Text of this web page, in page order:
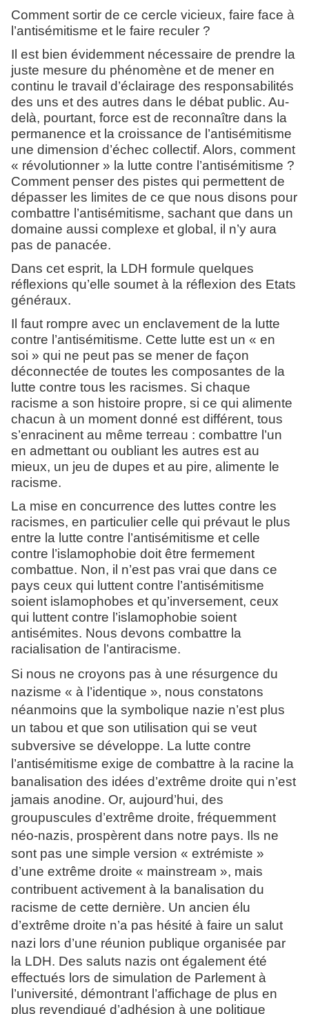
Comment sortir de ce cercle vicieux, faire face à
l’antisémitisme et le faire reculer ?
Il est bien évidemment nécessaire de prendre la
juste mesure du phénomène et de mener en
continu le travail d’éclairage des responsabilités
des uns et des autres dans le débat public. Au-
delà, pourtant, force est de reconnaître dans la
permanence et la croissance de l’antisémitisme
une dimension d’échec collectif. Alors, comment
« révolutionner » la lutte contre l’antisémitisme ?
Comment penser des pistes qui permettent de
dépasser les limites de ce que nous disons pour
combattre l’antisémitisme, sachant que dans un
domaine aussi complexe et global, il n’y aura
pas de panacée.
Dans cet esprit, la LDH formule quelques
réflexions qu’elle soumet à la réflexion des Etats
généraux.
Il faut rompre avec un enclavement de la lutte
contre l’antisémitisme. Cette lutte est un « en
soi » qui ne peut pas se mener de façon
déconnectée de toutes les composantes de la
lutte contre tous les racismes. Si chaque
racisme a son histoire propre, si ce qui alimente
chacun à un moment donné est différent, tous
s’enracinent au même terreau : combattre l’un
en admettant ou oubliant les autres est au
mieux, un jeu de dupes et au pire, alimente le
racisme.
La mise en concurrence des luttes contre les
racismes, en particulier celle qui prévaut le plus
entre la lutte contre l’antisémitisme et celle
contre l’islamophobie doit être fermement
combattue. Non, il n’est pas vrai que dans ce
pays ceux qui luttent contre l’antisémitisme
soient islamophobes et qu’inversement, ceux
qui luttent contre l’islamophobie soient
antisémites. Nous devons combattre la
racialisation de l’antiracisme.
Si nous ne croyons pas à une résurgence du
nazisme « à l’identique », nous constatons
néanmoins que la symbolique nazie n’est plus
un tabou et que son utilisation qui se veut
subversive se développe. La lutte contre
l’antisémitisme exige de combattre à la racine la
banalisation des idées d’extrême droite qui n’est
jamais anodine. Or, aujourd’hui, des
groupuscules d’extrême droite, fréquemment
néo-nazis, prospèrent dans notre pays. Ils ne
sont pas une simple version « extrémiste »
d’une extrême droite « mainstream », mais
contribuent activement à la banalisation du
racisme de cette dernière. Un ancien élu
d’extrême droite n’a pas hésité à faire un salut
nazi lors d’une réunion publique organisée par
la LDH. Des saluts nazis ont également été
effectués lors de simulation de Parlement à
l’université, démontrant l’affichage de plus en
plus revendiqué d’adhésion à une politique